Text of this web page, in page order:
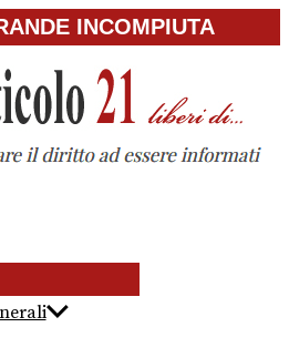
INCOMPIUTA